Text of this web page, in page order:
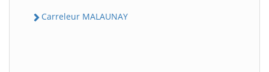
Carreleur MALAUNAY